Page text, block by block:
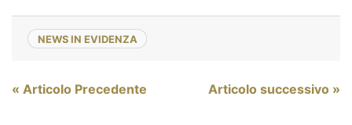
NEWS IN EVIDENZA
Navigazione
« Articolo Precedente Articolo successivo »